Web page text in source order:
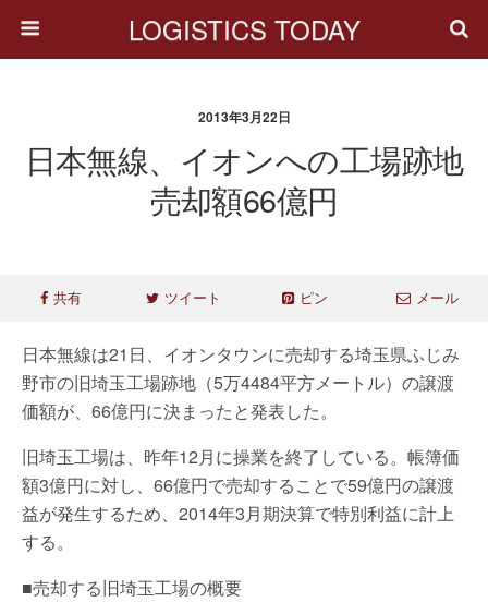
LOGISTICS TODAY
2013年3月22日
日本無線、イオンへの工場跡地
売却額66億円
共有 ツイート ピン メール
日本無線は21日、イオンタウンに売却する埼玉県ふじみ
野市の旧埼玉工場跡地（5万4484平方メートル）の譲渡
価額が、66億円に決まったと発表した。
旧埼玉工場は、昨年12月に操業を終了している。帳簿価
額3億円に対し、66億円で売却することで59億円の譲渡
益が発生するため、2014年3月期決算で特別利益に計上
する。
■売却する旧埼玉工場の概要